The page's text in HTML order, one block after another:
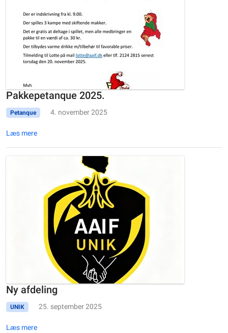
Pakkepetanque 2025.
Petanque 4. november 2025
Læs mere
Ny afdeling
UNIK 25. september 2025
Læs mere